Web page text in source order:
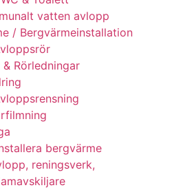
vatten avlopp
/ Bergvärmeinstallation
Rörledningar
bergvärme
reningsverk,